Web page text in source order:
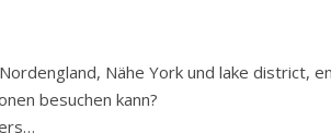
Nähe York und lake district,
besuchen kann?